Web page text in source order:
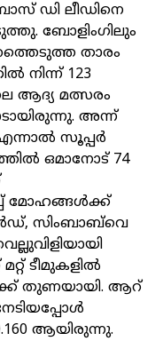
ഡി ലീഡിനെ
ബോളിംഗിലും
താരം
നിന്ന് 123
ആദ്യ മത്സരം
അന്ന്
എന്നാൽ സൂപ്പർ
ഒമാനോട് 74
മോഹങ്ങൾക്ക്
സിംബാബ്‌വെ
ടീമുകളിൽ
തുണയായി. ആറ്
ആയിരുന്നു.